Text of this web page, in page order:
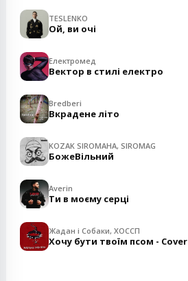
TESLENKO
Ой, ви очі
Електромед
Вектор в стилі електро
Bredberi
Вкрадене літо
KOZAK SIROMAHA, SIROMAG
БожеВільний
Averin
Ти в моєму серці
Жадан і Собаки, ХОССП
Хочу бути твоїм псом - Cover